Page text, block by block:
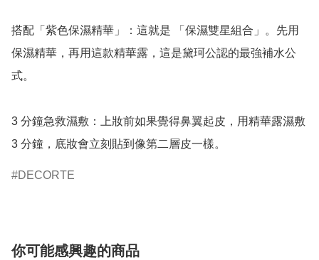
搭配「紫色保濕精華」：這就是 「保濕雙星組合」。先用
保濕精華，再用這款精華露，這是黛珂公認的最強補水公
式。
3 分鐘急救濕敷：上妝前如果覺得鼻翼起皮，用精華露濕敷
3 分鐘，底妝會立刻貼到像第二層皮一樣。
DECORTE
你可能感興趣的商品